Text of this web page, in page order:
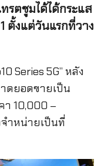
รตซูมได้ได้กระแส
ตั้งแต่วันแรกที่วาง
Series 5G” หลัง
ดยอดขายเป็น
า 10,000 –
ำหน่ายเป็นที่